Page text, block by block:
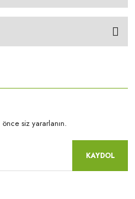
siz yararlanın.
KAYDOL